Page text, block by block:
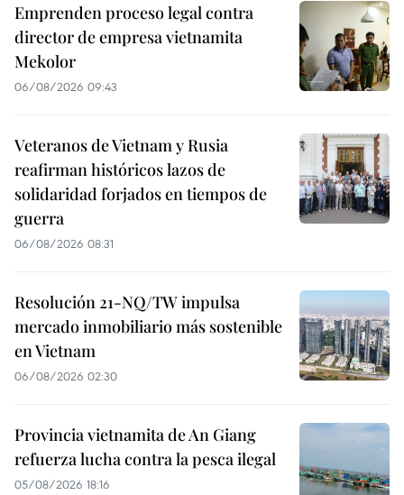
Emprenden proceso legal contra
director de empresa vietnamita
Mekolor
06/08/2026 09:43
Veteranos de Vietnam y Rusia
reafirman históricos lazos de
solidaridad forjados en tiempos de
guerra
06/08/2026 08:31
Resolución 21-NQ/TW impulsa
mercado inmobiliario más sostenible
en Vietnam
06/08/2026 02:30
Provincia vietnamita de An Giang
refuerza lucha contra la pesca ilegal
05/08/2026 18:16